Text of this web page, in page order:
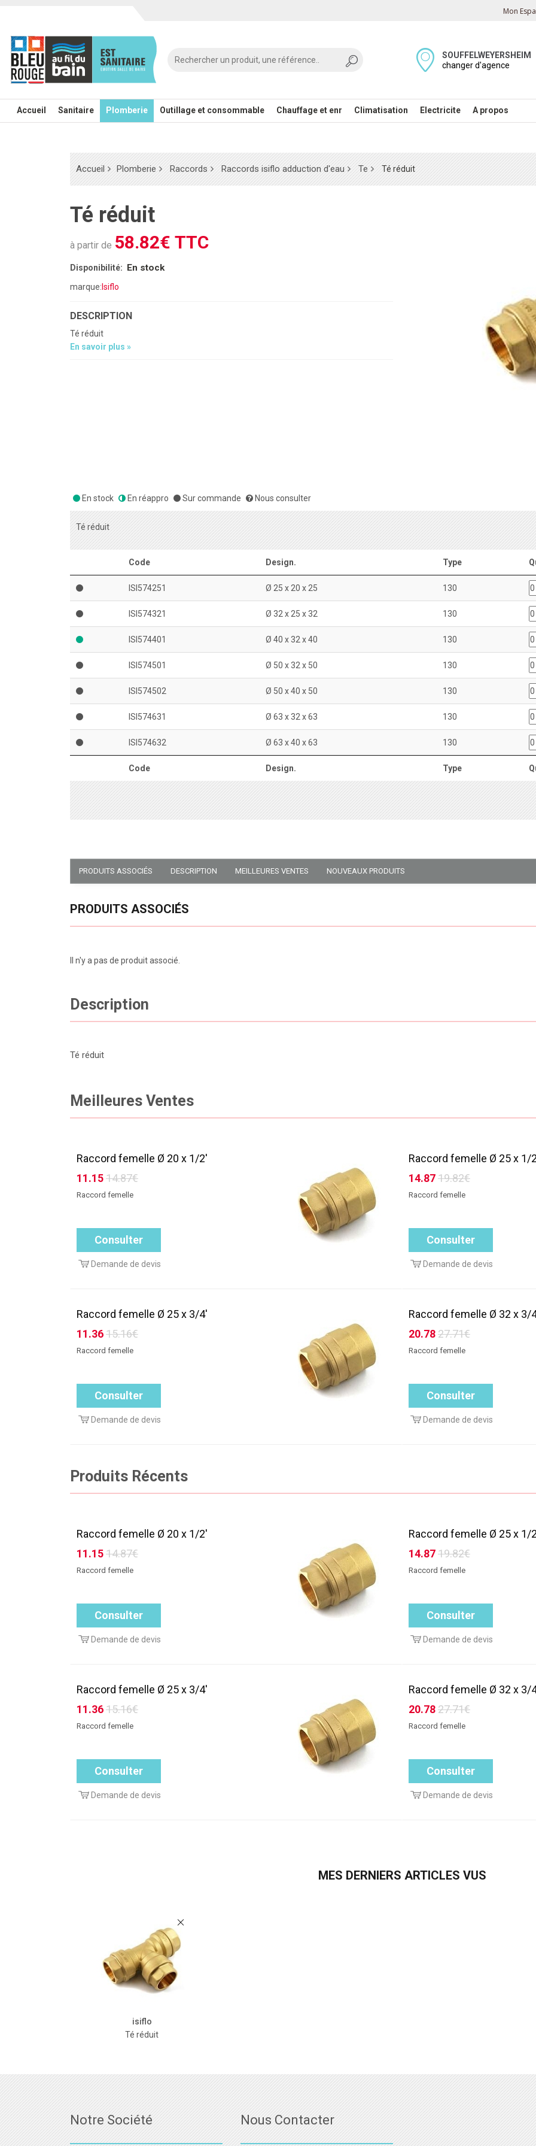
Mon
SOUFFELWEYERSHEIM
changer d'agence
Accueil Sanitaire Plomberie Outillage et consommable Chauffage et enr Climatisation Electricite A propos
Accueil Plomberie Raccords Raccords isiflo adduction d'eau Te Té réduit
Té réduit
à partir de 58.82€ TTC
Disponibilité: En stock
marque: Isiflo
DESCRIPTION
Té réduit
En savoir plus »
En stock En réappro Sur commande Nous consulter
Té réduit
Code Design. Type
Code Design. Type
ISI574251 Ø 25 x 20 x 25 130
ISI574321 Ø 32 x 25 x 32 130
ISI574401 Ø 40 x 32 x 40 130
ISI574501 Ø 50 x 32 x 50 130
ISI574502 Ø 50 x 40 x 50 130
ISI574631 Ø 63 x 32 x 63 130
ISI574632 Ø 63 x 40 x 63 130
PRODUITS ASSOCIÉS DESCRIPTION MEILLEURES VENTES NOUVEAUX PRODUITS
PRODUITS ASSOCIÉS
Il n'y a pas de produit associé.
Description
Té réduit
Meilleures Ventes
Raccord femelle Ø 20 x 1/2'
11.1514.87€
Raccord femelle
Consulter
Demande de devis
Raccord femelle Ø 25 x 1/
14.8719.82€
Raccord femelle
Consulter
Demande de devis
Raccord femelle Ø 25 x 3/4'
11.3615.16€
Raccord femelle
Consulter
Demande de devis
Raccord femelle Ø 32 x 3/
20.7827.71€
Raccord femelle
Consulter
Demande de devis
Produits Récents
Raccord femelle Ø 20 x 1/2'
11.1514.87€
Raccord femelle
Consulter
Demande de devis
Raccord femelle Ø 25 x 1/
14.8719.82€
Raccord femelle
Consulter
Demande de devis
Raccord femelle Ø 25 x 3/4'
11.3615.16€
Raccord femelle
Consulter
Demande de devis
Raccord femelle Ø 32 x 3/
20.7827.71€
Raccord femelle
Consulter
Demande de devis
MES DERNIERS ARTICLES VUS
isiflo
Té réduit
Notre Société Nous Contacter